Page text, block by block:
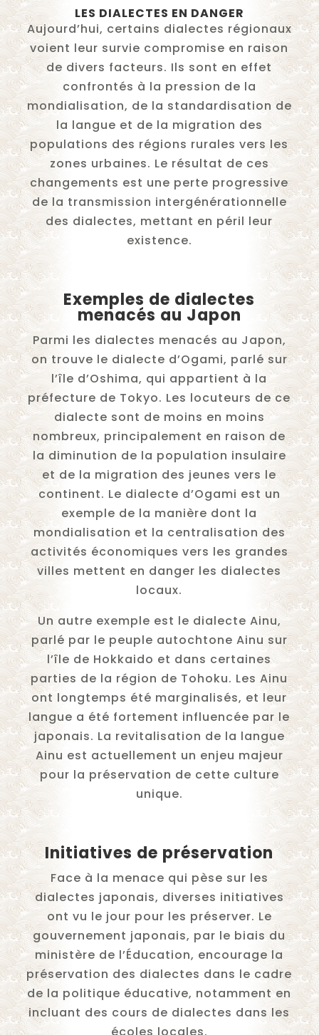
LES DIALECTES EN DANGER
Aujourd’hui, certains dialectes régionaux
voient leur survie compromise en raison
de divers facteurs. Ils sont en effet
confrontés à la pression de la
mondialisation, de la standardisation de
la langue et de la migration des
populations des régions rurales vers les
zones urbaines. Le résultat de ces
changements est une perte progressive
de la transmission intergénérationnelle
des dialectes, mettant en péril leur
existence.
Exemples de dialectes
menacés au Japon
Parmi les dialectes menacés au Japon,
on trouve le dialecte d’Ogami, parlé sur
l’île d’Oshima, qui appartient à la
préfecture de Tokyo. Les locuteurs de ce
dialecte sont de moins en moins
nombreux, principalement en raison de
la diminution de la population insulaire
et de la migration des jeunes vers le
continent. Le dialecte d’Ogami est un
exemple de la manière dont la
mondialisation et la centralisation des
activités économiques vers les grandes
villes mettent en danger les dialectes
locaux.
Un autre exemple est le dialecte Ainu,
parlé par le peuple autochtone Ainu sur
l’île de Hokkaido et dans certaines
parties de la région de Tohoku. Les Ainu
ont longtemps été marginalisés, et leur
langue a été fortement influencée par le
japonais. La revitalisation de la langue
Ainu est actuellement un enjeu majeur
pour la préservation de cette culture
unique.
Initiatives de préservation
Face à la menace qui pèse sur les
dialectes japonais, diverses initiatives
ont vu le jour pour les préserver. Le
gouvernement japonais, par le biais du
ministère de l’Éducation, encourage la
préservation des dialectes dans le cadre
de la politique éducative, notamment en
incluant des cours de dialectes dans les